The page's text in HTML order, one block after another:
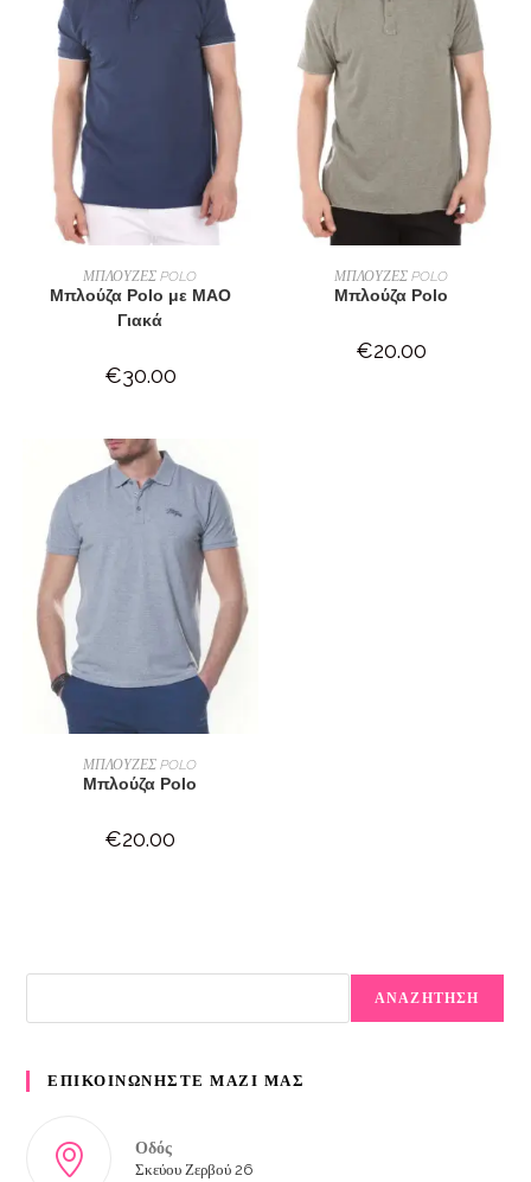
ΕΠΙΛΟΓΉ
ΜΠΛΟΥΖΕΣ POLO
Μπλούζα Polo με MAO
Γιακά
€30.00
ΕΠΙΛΟΓΉ
ΜΠΛΟΥΖΕΣ POLO
Μπλούζα Polo
€20.00
ΕΠΙΛΟΓΉ
ΜΠΛΟΥΖΕΣ POLO
Μπλούζα Polo
€20.00
ΑΝΑΖΗΤΗΣΗ
ΕΠΙΚΟΙΝΩΝΗΣΤΕ ΜΑΖΙ ΜΑΣ
Οδός
Σκεύου Ζερβού 26